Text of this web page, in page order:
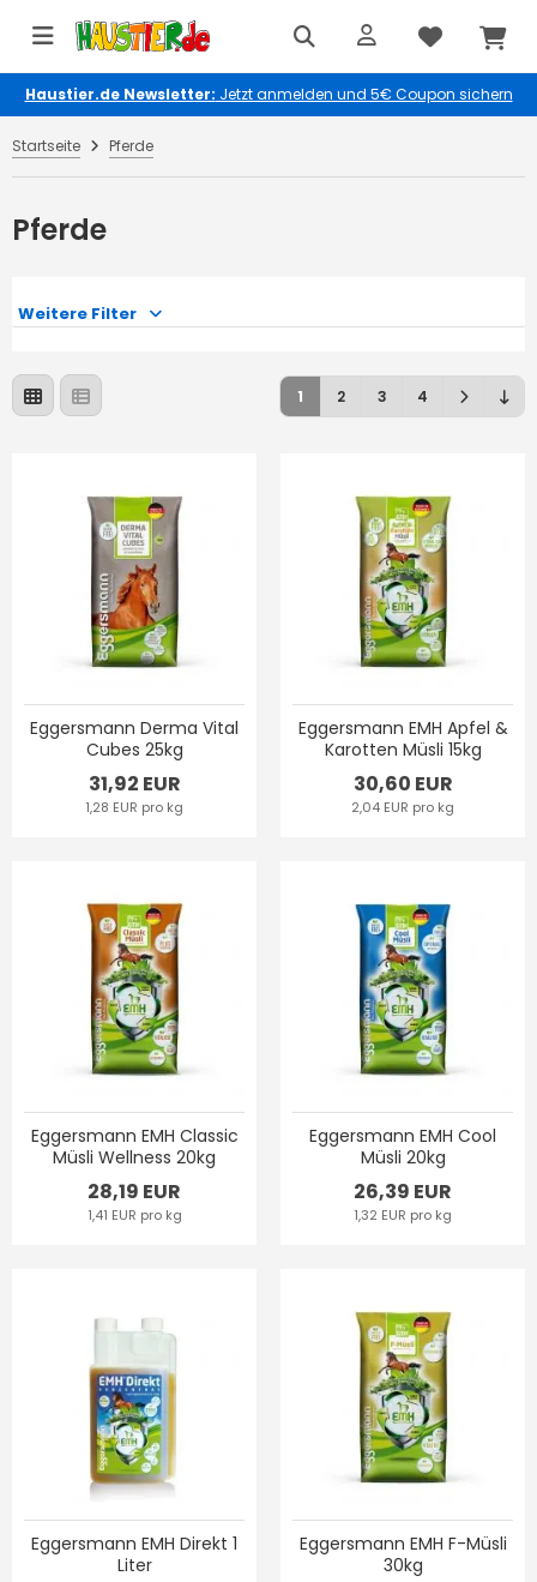
Haustier.de Newsletter: Jetzt anmelden und 5€ Coupon sichern
Startseite Pferde
Pferde
Weitere Filter
1 2 3 4
Eggersmann Derma Vital
Cubes 25kg
31,92 EUR
1,28 EUR pro kg
Eggersmann EMH Apfel &
Karotten Müsli 15kg
30,60 EUR
2,04 EUR pro kg
Eggersmann EMH Classic
Müsli Wellness 20kg
28,19 EUR
1,41 EUR pro kg
Eggersmann EMH Cool
Müsli 20kg
26,39 EUR
1,32 EUR pro kg
Eggersmann EMH Direkt 1
Liter
Eggersmann EMH F-Müsli
30kg